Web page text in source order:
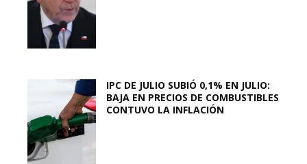
IPC DE JULIO SUBIÓ 0,1% EN JULIO:
BAJA EN PRECIOS DE COMBUSTIBLES
CONTUVO LA INFLACIÓN